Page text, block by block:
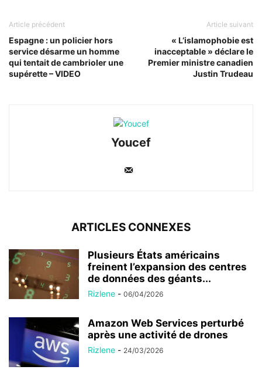
Article précédent
Espagne : un policier hors
service désarme un homme
qui tentait de cambrioler une
supérette – VIDEO
Article suivant
« L’islamophobie est
inacceptable » déclare le
Premier ministre canadien
Justin Trudeau
Youcef
ARTICLES CONNEXES
Plusieurs États américains
freinent l’expansion des centres
de données des géants...
Rizlene - 06/04/2026
Amazon Web Services perturbé
après une activité de drones
Rizlene - 24/03/2026